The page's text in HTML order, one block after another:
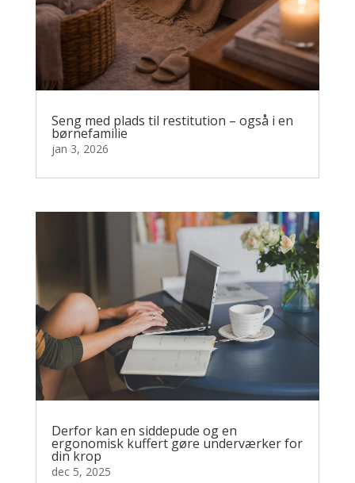
Seng med plads til restitution – også i en
børnefamilie
jan 3, 2026
Derfor kan en siddepude og en
ergonomisk kuffert gøre underværker for
din krop
dec 5, 2025